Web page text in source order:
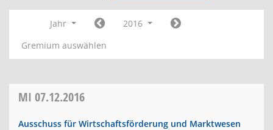
Jahr
2016
Gremium auswählen
MI 07.12.2016
Ausschuss für Wirtschaftsförderung und Marktwesen